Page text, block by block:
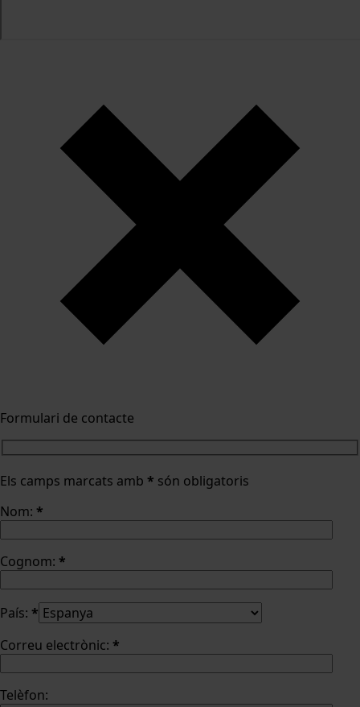
Formulari de contacte
Els camps marcats amb * són obligatoris
Nom: *
Cognom: *
País: *
Correu electrònic: *
Telèfon: